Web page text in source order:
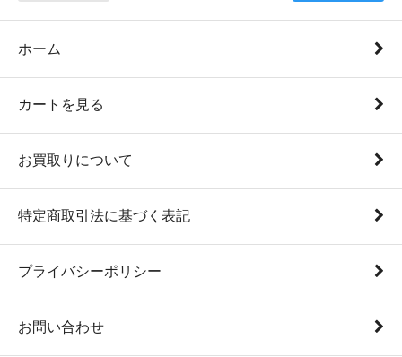
ホーム
カートを見る
お買取りについて
特定商取引法に基づく表記
プライバシーポリシー
お問い合わせ